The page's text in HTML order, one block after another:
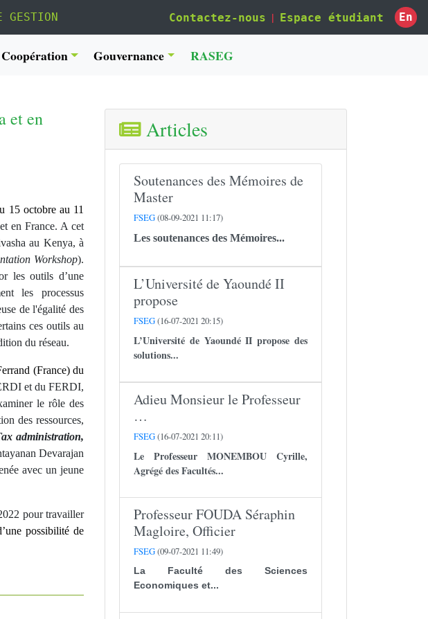
GESTION Contactez-nous | Espace étudiant En
Coopération Gouvernance RASEG
et en
15 octobre au 11
en France. A cet
au Kenya, à
Workshop).
les outils d’une
les processus
de l'égalité des
ces outils au
du réseau.
(France) du
et du FERDI,
le rôle des
des ressources,
administration,
Devarajan
avec un jeune
pour travailler
possibilité de
Articles
Soutenances des Mémoires de
Master
FSEG(08-09-2021 11:17)
Les soutenances des Mémoires...
L’Université de Yaoundé II
propose
FSEG(16-07-2021 20:15)
L’Université de Yaoundé II propose des
solutions...
Adieu Monsieur le Professeur
…
FSEG(16-07-2021 20:11)
Le Professeur MONEMBOU Cyrille,
Agrégé des Facultés...
Professeur FOUDA Séraphin
Magloire, Officier
FSEG(09-07-2021 11:49)
La Faculté des Sciences
Economiques et...